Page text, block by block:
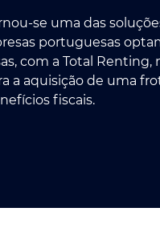
se uma das
portuguesas
com a Total Renting,
a aquisição de uma
fiscais.